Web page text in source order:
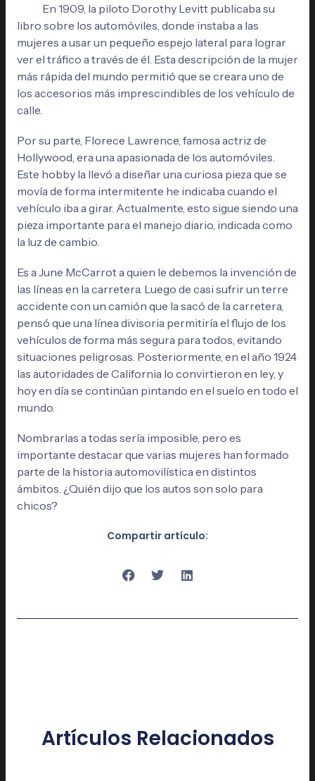
En 1909, la piloto Dorothy Levitt publicaba su
libro sobre los automóviles, donde instaba a las
mujeres a usar un pequeño espejo lateral para lograr
ver el tráfico a través de él. Esta descripción de la mujer
más rápida del mundo permitió que se creara uno de
los accesorios más imprescindibles de los vehículo de
calle.
Por su parte, Florece Lawrence, famosa actriz de
Hollywood, era una apasionada de los automóviles.
Este hobby la llevó a diseñar una curiosa pieza que se
movía de forma intermitente he indicaba cuando el
vehículo iba a girar. Actualmente, esto sigue siendo una
pieza importante para el manejo diario, indicada como
la luz de cambio.
Es a June McCarrot a quien le debemos la invención de
las líneas en la carretera. Luego de casi sufrir un terre
accidente con un camión que la sacó de la carretera,
pensó que una línea divisoria permitiría el flujo de los
vehículos de forma más segura para todos, evitando
situaciones peligrosas. Posteriormente, en el año 1924
las autoridades de California lo convirtieron en ley, y
hoy en día se continúan pintando en el suelo en todo el
mundo.
Nombrarlas a todas sería imposible, pero es
importante destacar que varias mujeres han formado
parte de la historia automovilística en distintos
ámbitos. ¿Quién dijo que los autos son solo para
chicos?
Compartir artículo:
Artículos Relacionados